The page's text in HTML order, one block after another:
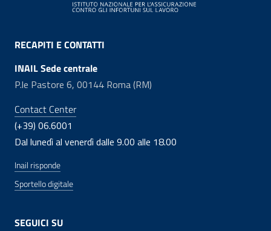
RECAPITI E CONTATTI
INAIL Sede centrale
P.le Pastore 6, 00144 Roma (RM)
Contact Center
(+39) 06.6001
Dal lunedì al venerdì dalle 9.00 alle 18.00
Inail risponde
Sportello digitale
SEGUICI SU